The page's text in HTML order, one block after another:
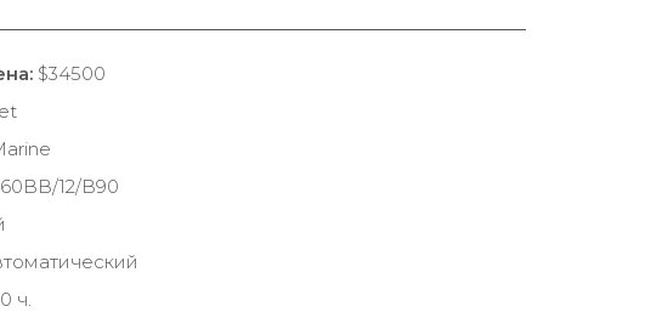
$34500
12/B90
ч.